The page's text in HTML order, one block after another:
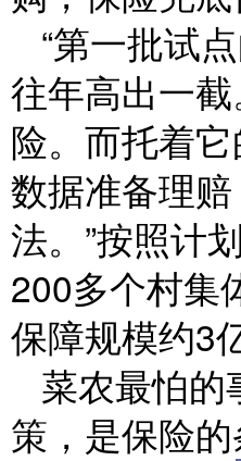
“第一批试
往年高出一
险。而托着
数据准备理
法。”按照计
200多个村集
保障规模约3
菜农最怕的
策，是保险